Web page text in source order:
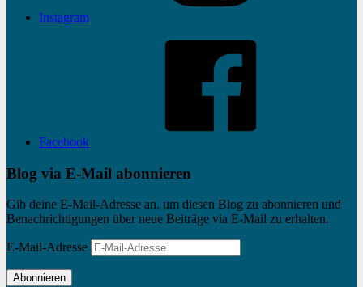
Instagram
Facebook
Blog via E-Mail abonnieren
Gib deine E-Mail-Adresse an, um diesen Blog zu abonnieren und
Benachrichtigungen über neue Beiträge via E-Mail zu erhalten.
E-Mail-Adresse
Abonnieren